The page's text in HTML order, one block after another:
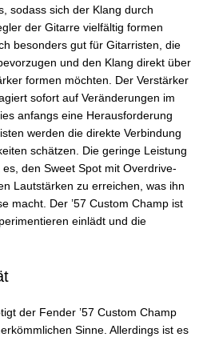
sodass sich der Klang durch
der Gitarre vielfältig formen
besonders gut für Gitarristen, die
und den Klang direkt über
formen möchten. Der Verstärker
sofort auf Veränderungen im
anfangs eine Herausforderung
werden die direkte Verbindung
schätzen. Die geringe Leistung
den Sweet Spot mit Overdrive-
Lautstärken zu erreichen, was ihn
macht. Der ’57 Custom Champ ist
einlädt und die
der Fender ’57 Custom Champ
Sinne. Allerdings ist es